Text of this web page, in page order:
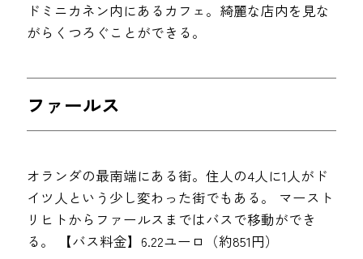
ドミニカネン内にあるカフェ。綺麗な店内を見な
がらくつろぐことができる。
ファールス
オランダの最南端にある街。住人の4人に1人がド
イツ人という少し変わった街でもある。 マースト
リヒトからファールスまではバスで移動ができ
る。 【バス料金】6.22ユーロ（約851円）